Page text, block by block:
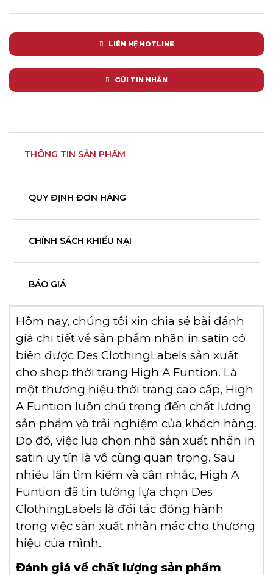
LIÊN HỆ HOTLINE
GỬI TIN NHẮN
THÔNG TIN SẢN PHẨM
QUY ĐỊNH ĐƠN HÀNG
CHÍNH SÁCH KHIẾU NẠI
BÁO GIÁ
Hôm nay, chúng tôi xin chia sẻ bài đánh
giá chi tiết về sản phẩm nhãn in satin có
biên được Des ClothingLabels sản xuất
cho shop thời trang High A Funtion. Là
một thương hiệu thời trang cao cấp, High
A Funtion luôn chú trọng đến chất lượng
sản phẩm và trải nghiệm của khách hàng.
Do đó, việc lựa chọn nhà sản xuất nhãn in
satin uy tín là vô cùng quan trọng. Sau
nhiều lần tìm kiếm và cân nhắc, High A
Funtion đã tin tưởng lựa chọn Des
ClothingLabels là đối tác đồng hành
trong việc sản xuất nhãn mác cho thương
hiệu của mình.
Đánh giá về chất lượng sản phẩm